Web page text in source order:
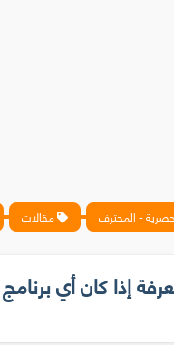
- المحترف مقالات
إذا كان أي